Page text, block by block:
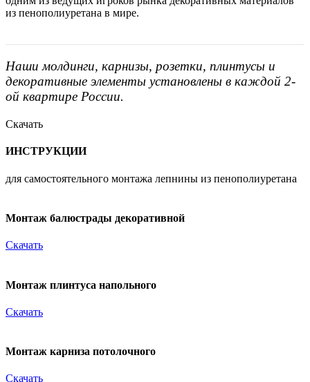
из пенополиуретана в мире.
Наши молдинги, карнизы, розетки, плинтусы и
декоративные элементы установлены в каждой 2-
ой квартире России.
Скачать
ИНСТРУКЦИИ
для самостоятельного монтажа лепнины из пенополиуретана
Монтаж балюстрады декоративной
Скачать
Монтаж плинтуса напольного
Скачать
Монтаж карниза потолочного
Скачать